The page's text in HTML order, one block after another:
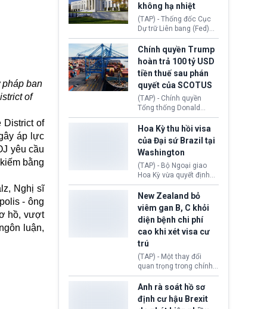
pháp ban
of
District of
áp lực
yêu cầu
bằng
Nghị sĩ
- ông
hồ, vượt
luận,
Nguyên nhân vì đơn vị
này bị cáo buộc có nhiều
sai sót nghiêm trọng, vi
phạm quy định về an
toàn y tế.
không hạ nhiệt
(TAP) - Thống đốc Cục
Dự trữ Liên bang (Fed)
Lisa Cook nói sẽ ủng hộ
tăng lãi suất nếu lạm
phát ở Hoa Kỳ không tiếp
tục giảm trong thời gian
tới.
Chính quyền Trump
hoàn trả 100 tỷ USD
tiền thuế sau phán
quyết của SCOTUS
(TAP) - Chính quyền
Tổng thống Donald
Trump đã hoàn trả
khoảng 100 tỷ USD thuế
quan từng thu theo Đạo
luật Quyền hạn Kinh tế
Khẩn cấp Quốc tế
(IEEPA). Động thái này
diễn ra sau phán quyết
hồi tháng 2 bởi Tòa án
Tối cao Hoa Kỳ
(SCOTUS) khi tuyên bố,
việc áp thuế diện rộng là
hoàn toàn bất hợp pháp.
Hoa Kỳ thu hồi visa
của Đại sứ Brazil tại
Washington
(TAP) - Bộ Ngoại giao
Hoa Kỳ vừa quyết định
thu hồi thị thực (visa)
của bà Maria Luiza
Ribeiro Viotti - Đại sứ
Brazil tại Washington.
Động thái trên diễn ra
trong bối cảnh tranh
chấp ngoại giao giữa
chính quyền Tổng thống
Donald Trump và chính
phủ cánh tả Tổng thống
da Silva đang leo thang
gay gắt.
New Zealand bỏ
viêm gan B, C khỏi
diện bệnh chi phí
cao khi xét visa cư
trú
(TAP) - Một thay đổi
quan trọng trong chính
sách nhập cư của New
Zealand đang mở ra
thêm cơ hội cho nhiều
người muốn định cư. Từ
Anh rà soát hồ sơ
định cư hậu Brexit